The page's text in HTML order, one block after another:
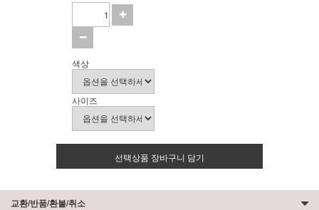
색상
사이즈
선택상품 장바구니 담기
교환/반품/환불/취소